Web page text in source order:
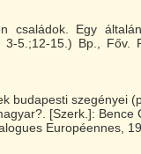
családok. Egy
3-5.;12-15.) Bp., Főv.
budapesti szegényei
[Szerk.]: Bence
Européennes,